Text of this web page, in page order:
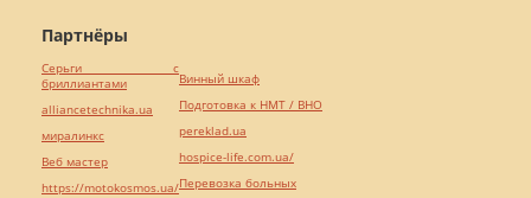
Партнёры
Серьги с
бриллиантами
alliancetechnika.ua
миралинкс
Веб мастер
https://motokosmos.ua/
Винный шкаф
Подготовка к НМТ / ВНО
pereklad.ua
hospice-life.com.ua/
Перевозка больных